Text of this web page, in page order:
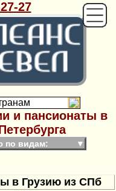
27
и пансионаты в
по видам: ▼
в Грузию из СПб